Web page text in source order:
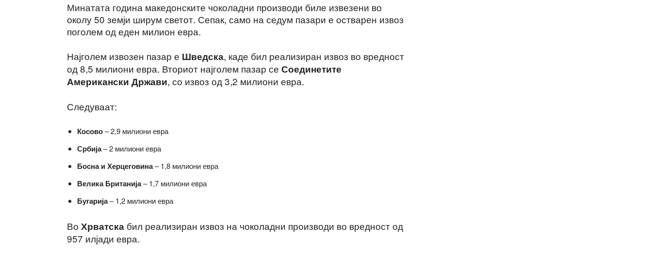
Минатата година македонските чоколадни производи биле извезени во
околу 50 земји ширум светот. Сепак, само на седум пазари е остварен извоз
поголем од еден милион евра.
Најголем извозен пазар е Шведска, каде бил реализиран извоз во вредност
од 8,5 милиони евра. Вториот најголем пазар се Соединетите
Американски Држави, со извоз од 3,2 милиони евра.
Следуваат:
Косово– 2,9 милиони евра
Србија– 2 милиони евра
Босна и Херцеговина– 1,8 милиони евра
Велика Британија– 1,7 милиони евра
Бугарија– 1,2 милиони евра
Во Хрватска бил реализиран извоз на чоколадни производи во вредност од
957 илјади евра.